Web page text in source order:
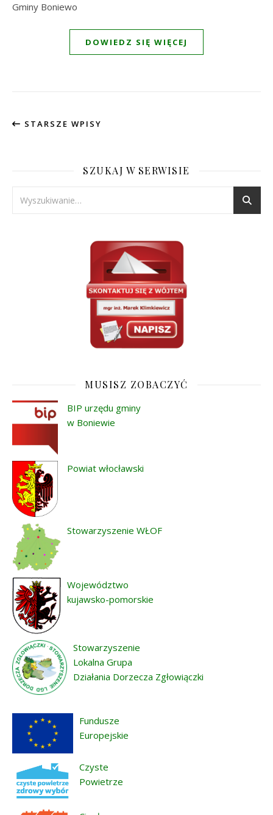
Gminy Boniewo
DOWIEDZ SIĘ WIĘCEJ
STARSZE WPISY
SZUKAJ W SERWISIE
MUSISZ ZOBACZYĆ
BIP urzędu gminy
w Boniewie
Powiat włocławski
Stowarzyszenie WŁOF
Województwo
kujawsko-pomorskie
Stowarzyszenie
Lokalna Grupa
Działania Dorzecza Zgłowiączki
Fundusze
Europejskie
Czyste
Powietrze